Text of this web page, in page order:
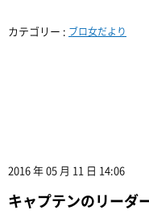
カテゴリー : ブロ女だより
2016 年 05 月 11 日 14:06
キャプテンのリーダ